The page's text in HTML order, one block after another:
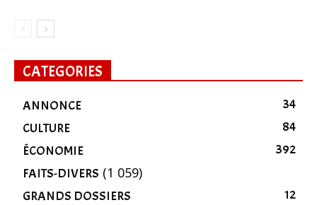
CATEGORIES
ANNONCE
34
CULTURE
84
ÉCONOMIE
392
FAITS-DIVERS (1 059)
GRANDS DOSSIERS
12